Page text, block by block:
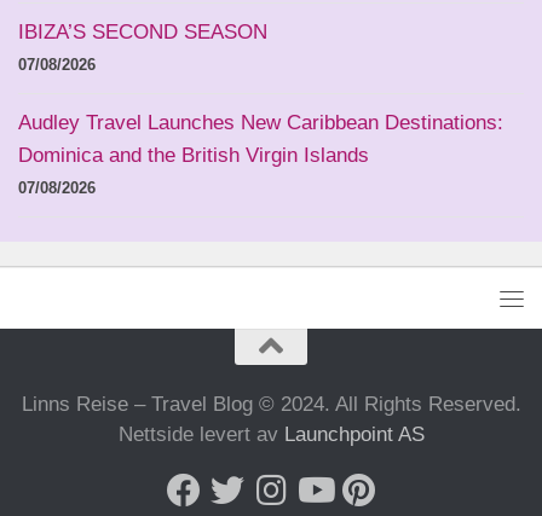
IBIZA’S SECOND SEASON
07/08/2026
Audley Travel Launches New Caribbean Destinations:
Dominica and the British Virgin Islands
07/08/2026
Linns Reise – Travel Blog © 2024. All Rights Reserved.
Nettside levert av Launchpoint AS